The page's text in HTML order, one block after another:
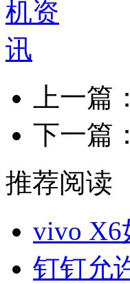
上一篇：
下一篇：
推荐阅读
vivo X6
钉钉允